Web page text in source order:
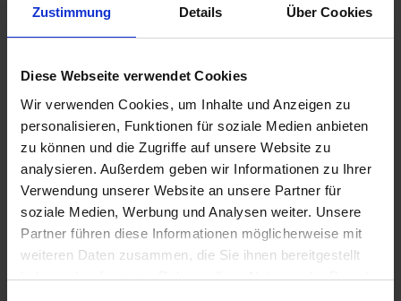
Zustimmung Details Über Cookies
Diese Webseite verwendet Cookies
Wir verwenden Cookies, um Inhalte und Anzeigen zu
personalisieren, Funktionen für soziale Medien anbieten
zu können und die Zugriffe auf unsere Website zu
analysieren. Außerdem geben wir Informationen zu Ihrer
Verwendung unserer Website an unsere Partner für
soziale Medien, Werbung und Analysen weiter. Unsere
Partner führen diese Informationen möglicherweise mit
weiteren Daten zusammen, die Sie ihnen bereitgestellt
haben oder die sie im Rahmen Ihrer Nutzung der Dienste
20. August 2026
76,38 €pro 12.5 kg Sack
zzgl. 7% MwSt.
Futterweizen (25 kg)
Auf Lager
Lieferung voraussichtlichab Dienstag, 11.
August 2026